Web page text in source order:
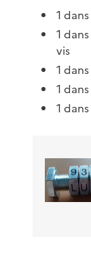
1
1
vis
1
1
1